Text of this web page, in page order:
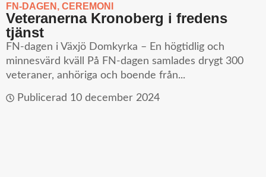
FN-DAGEN , CEREMONI
Veteranerna Kronoberg i fredens
tjänst
FN-dagen i Växjö Domkyrka – En högtidlig och
minnesvärd kväll På FN-dagen samlades drygt 300
veteraner, anhöriga och boende från...
Publicerad 10 december 2024